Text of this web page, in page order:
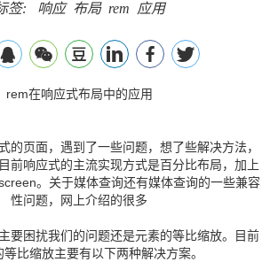
签: 响应 布局 rem 应用
rem在响应式布局中的应用
的页面，遇到了一些问题，想了些解决方法，
前响应式的主流实现方式是百分比布局，加上
。关于媒体查询还有媒体查询的一些兼容
性问题，网上介绍的很多
要困扰我们的问题还是元素的等比缩放。目前
等比缩放主要有以下两种解决方案。